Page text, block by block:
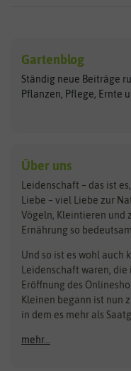
Exotische Samen
Gemüsesamen
Gründünger
Kräutersamen
Obstsamen
Pilzbrut
Rasensamen
Steckzwiebeln
Zimmer & Kübelpflanzen
Kataloge
Schnäppchen
Anzucht &
Anzuchtschalen
Arche Noah
ASB Greenworld
Benary
Bingenheimer
Bionana
BIOWOL
Blumicorn
Bûten Birds
Gartenblog
Ständig neue Beiträge
Pflanzen, Pflege, Ernte
Über uns
Leidenschaft – das ist
Liebe – viel Liebe zur
Vögeln, Kleintieren und
Ernährung so
Und so ist es wohl auch
Leidenschaft waren,
Eröffnung des
Kleinen begann ist nun
in dem es mehr als
mehr...